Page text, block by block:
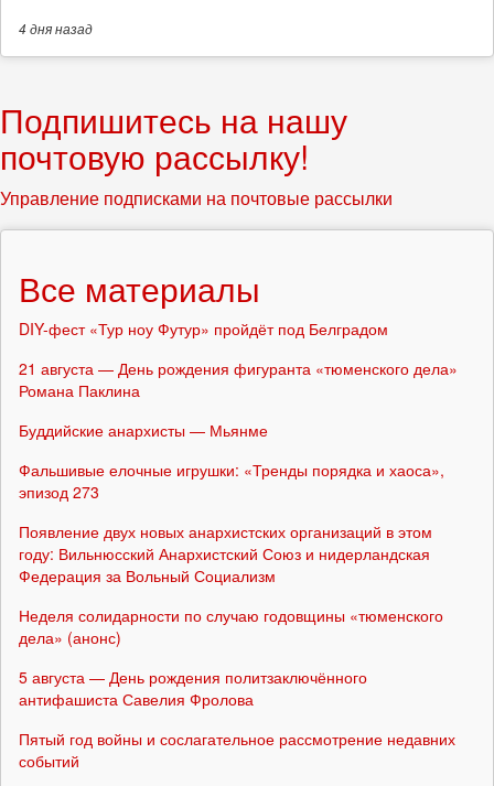
4 дняназад
Подпишитесь на нашу
почтовую рассылку!
Управление подписками на почтовые рассылки
Все материалы
DIY-фест «Тур ноу Футур» пройдёт под Белградом
21 августа — День рождения фигуранта «тюменского дела»
Романа Паклина
Буддийские анархисты — Мьянме
Фальшивые елочные игрушки: «Тренды порядка и хаоса»,
эпизод 273
Появление двух новых анархистских организаций в этом
году: Вильнюсский Анархистский Союз и нидерландская
Федерация за Вольный Социализм
Неделя солидарности по случаю годовщины «тюменского
дела» (анонс)
5 августа — День рождения политзаключённого
антифашиста Савелия Фролова
Пятый год войны и сослагательное рассмотрение недавних
событий